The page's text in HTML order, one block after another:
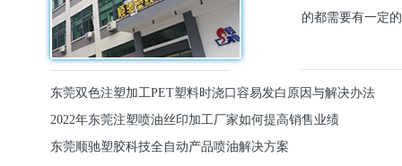
的都需要有一定
东莞双色注塑加工PET塑料时浇口容易发白原因与解决办法
2022年东莞注塑喷油丝印加工厂家如何提高销售业绩
东莞顺驰塑胶科技全自动产品喷油解决方案